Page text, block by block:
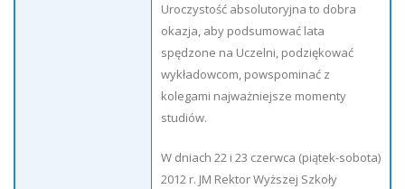
Uroczystość absolutoryjna to dobra
okazja, aby podsumować lata
spędzone na Uczelni, podziękować
wykładowcom, powspominać z
kolegami najważniejsze momenty
studiów.
W dniach 22 i 23 czerwca (piątek-sobota)
2012 r. JM Rektor Wyższej Szkoły